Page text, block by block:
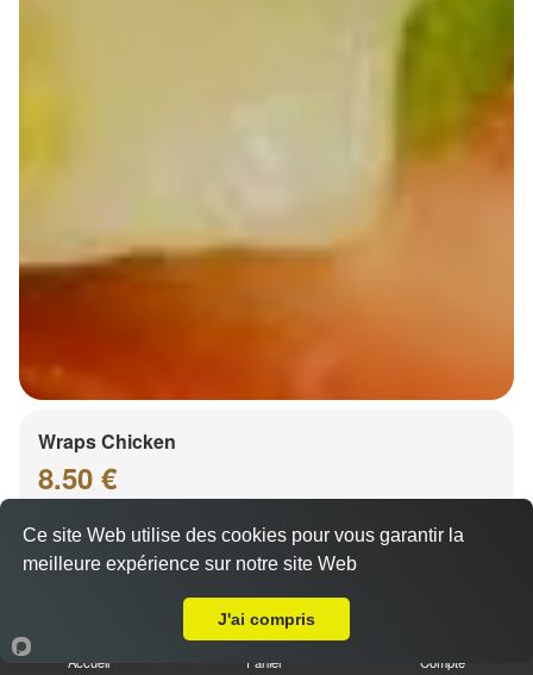
Wraps Chicken
8.50 €
Salade, tomates
Accueil Panier Compte
Ce site Web utilise des cookies pour vous garantir la
meilleure expérience sur notre site Web
J'ai compris